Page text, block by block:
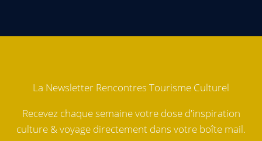
La Newsletter Rencontres Tourisme Culturel
Recevez chaque semaine votre dose d'inspiration
culture & voyage directement dans votre boîte mail.